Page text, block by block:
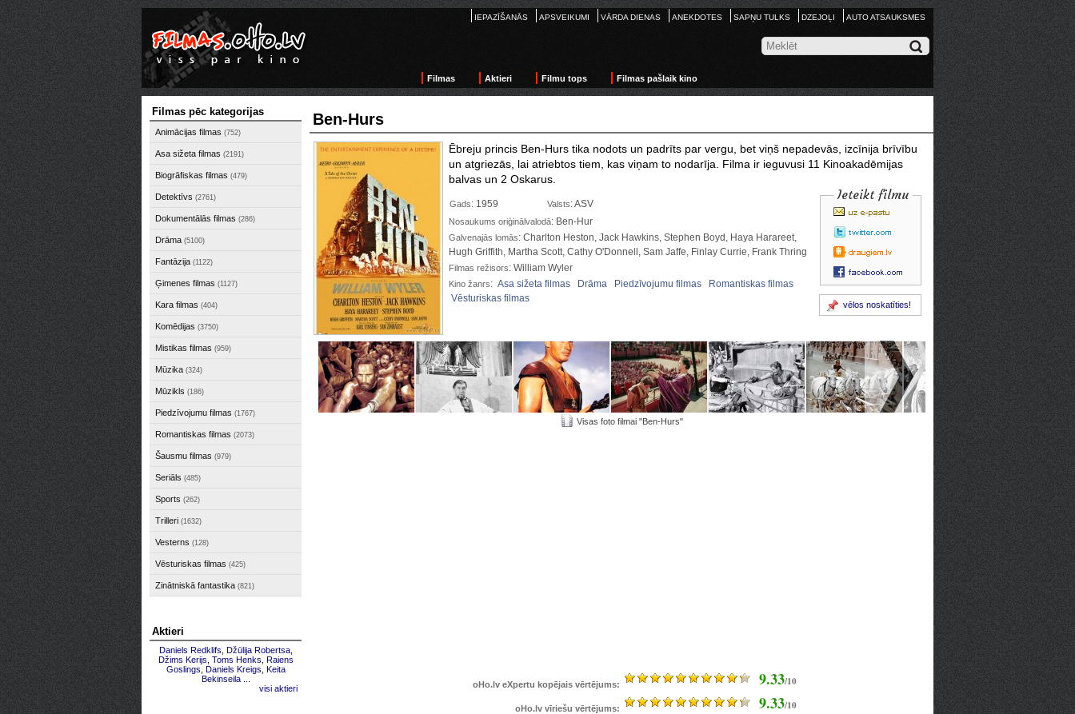
IEPAZĪŠANĀS APSVEIKUMI VĀRDA DIENAS ANEKDOTES SAPŅU TULKS DZEJOĻI AUTO ATSAUKSMES
Filmas Aktieri Filmu tops Filmas pašlaik kino
Filmas pēc kategorijas
Animācijas filmas (752)
Asa sižeta filmas (2191)
Biogrāfiskas filmas (479)
Detektīvs (2761)
Dokumentālās filmas (286)
Drāma (5100)
Fantāzija (1122)
Ģimenes filmas (1127)
Kara filmas (404)
Komēdijas (3750)
Mistikas filmas (959)
Mūzika (324)
Mūzikls (186)
Piedzīvojumu filmas (1767)
Romantiskas filmas (2073)
Šausmu filmas (979)
Seriāls (485)
Sports (262)
Trilleri (1632)
Vesterns (128)
Vēsturiskas filmas (425)
Zinātniskā fantastika (821)
Aktieri
Daniels Redklifs Džūlija Robertsa,
Džims Kerijs Toms Henks Raiens
Goslings Daniels Kreigs Keita
Bekinseila...
visi aktieri
Ben-Hurs
Ēbreju princis Ben-Hurs tika nodots un padrīts par vergu, bet viņš nepadevās, izcīnija brīvību
un atgriezās, lai atriebtos tiem, kas viņam to nodarīja. Filma ir ieguvusi 11 Kinoakadēmijas
balvas un 2 Oskarus.
Ieteikt filmu
vēlos noskatīties!
Gads: 1959 Valsts: ASV
Nosaukums oriģinālvalodā: Ben-Hur
Galvenajās lomās: Charlton Heston, Jack Hawkins, Stephen Boyd, Haya Harareet,
Hugh Griffith, Martha Scott, Cathy O'Donnell, Sam Jaffe, Finlay Currie, Frank Thring
Filmas režisors: William Wyler
Kino žanrs: Asa sižeta filmas Drāma Piedzīvojumu filmas
Romantiskas filmas
Vēsturiskas filmas
Visas foto filmai "Ben-Hurs"
oHo.lv eXpertu kopējais vērtējums: 9.33/10
oHo.lv vīriešu vērtējums: 9.33/10